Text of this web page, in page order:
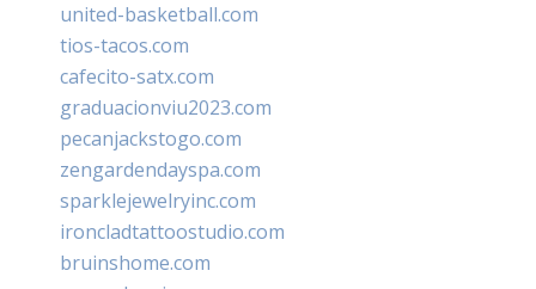
united-basketball.com
tios-tacos.com
cafecito-satx.com
graduacionviu2023.com
pecanjackstogo.com
zengardendayspa.com
sparklejewelryinc.com
ironcladtattoostudio.com
bruinshome.com